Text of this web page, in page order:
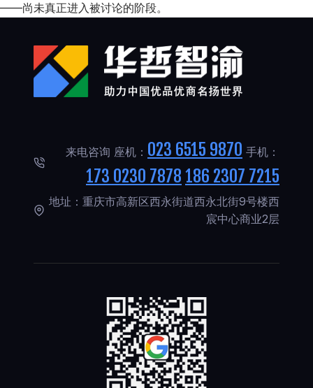
——尚未真正进入被讨论的阶段。
来电咨询 座机： 023 6515 9870 手机：
173 0230 7878 186 2307 7215
地址：重庆市高新区西永街道西永北街9号楼西
宸中心商业2层